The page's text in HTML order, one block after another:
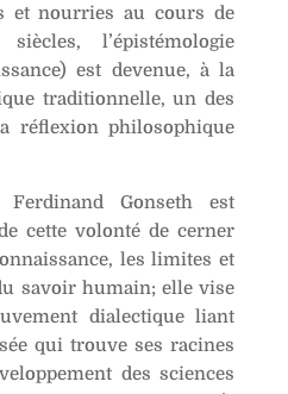
et nourries au cours de
l’épistémologie
est devenue, à la
traditionnelle, un des
réflexion philosophique
Gonseth est
cette volonté de cerner
les limites et
savoir humain; elle vise
dialectique liant
qui trouve ses racines
des sciences